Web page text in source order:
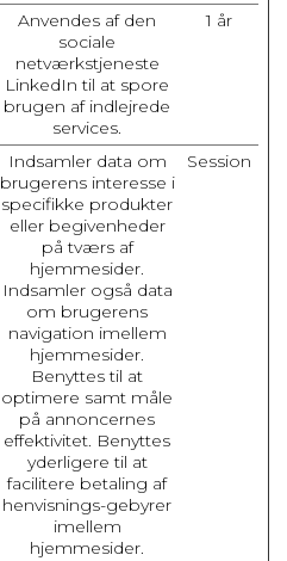
Anvendes af den
sociale
netværkstjeneste
LinkedIn til at spore
brugen af indlejrede
services.
1 år
Indsamler data om
brugerens interesse i
specifikke produkter
eller begivenheder
på tværs af
hjemmesider.
Indsamler også data
om brugerens
navigation imellem
hjemmesider.
Benyttes til at
optimere samt måle
på annoncernes
effektivitet. Benyttes
yderligere til at
facilitere betaling af
henvisnings-gebyrer
imellem
hjemmesider.
Session